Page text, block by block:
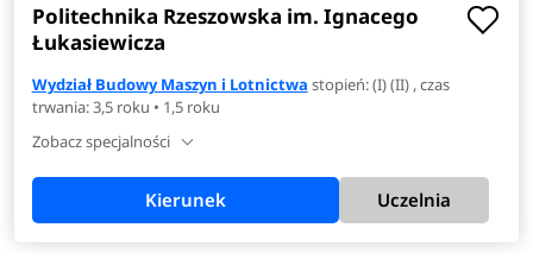
Politechnika Rzeszowska im. Ignacego
Łukasiewicza
Wydział Budowy Maszyn i Lotnictwa stopień: (I) (II) , czas
trwania: 3,5 roku • 1,5 roku
Zobacz specjalności
Kierunek Uczelnia